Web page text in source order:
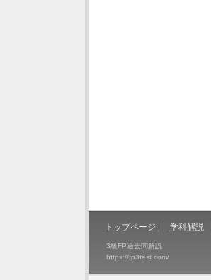
トップページ 学科解説
3級FP過去問解説
https://fp3test.com/